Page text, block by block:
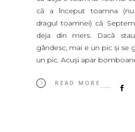
că a început toamna
dragul toamnei) că
deja din mers. Dacă
gândesc, mai e un pic şi se
un pic. Acuşi apar
READ MORE